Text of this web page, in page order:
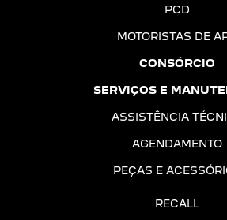
PCD
MOTORISTAS DE
CONSÓRCIO
SERVIÇOS E
ASSISTÊNCIA
AGENDAMENTO
PEÇAS E
RECALL